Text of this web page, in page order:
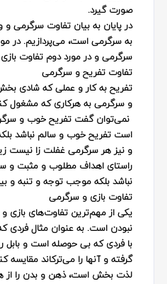
صورت گیرد.
در پایان به بیان تفاوت سرگرمی و
به سرگرمی است، می‌پردازیم. در
سرگرمی و در مورد دوم تفاوت
تفاوت تفریح و سرگرمی
تفریح به کار و عملی که شادی
و سرگرمی به هرکاری که مشغول
نمی‌توان گفت تفریح خوب و
است تفریح خوب و سالم نباشد
و نیز هر سرگرمی غفلت زا نیست
راستای اهداف مطلوب و مثبت و
نباشد بلکه موجب توجه و تنبه و
تفاوت بازی و سرگرمی
یکی از مهم‌ترین تفاوت‌های بازی
نبودن است. به عنوان مثال فردی
با فردی که بی حوصله است و بابل
گرفته و آنها را می‌ترکاند
لذت بخش است، ذهن و بدن را از